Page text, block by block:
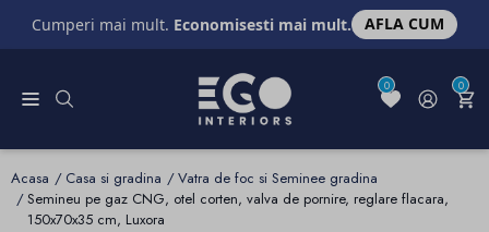
Cumperi mai mult. Economisesti mai mult. AFLA CUM
0 0
Acasa Casa si gradina
Vatra de foc si Seminee gradina
Semineu pe gaz CNG, otel corten, valva de pornire, reglare flacara,
150x70x35 cm, Luxora